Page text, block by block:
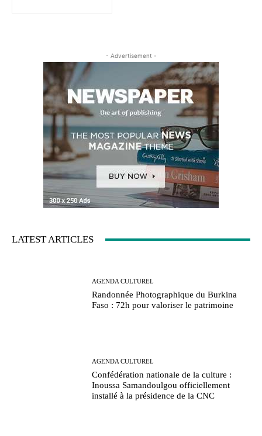
- Advertisement -
LATEST ARTICLES
AGENDA CULTUREL
Randonnée Photographique du Burkina
Faso : 72h pour valoriser le patrimoine
AGENDA CULTUREL
Confédération nationale de la culture :
Inoussa Samandoulgou officiellement
installé à la présidence de la CNC